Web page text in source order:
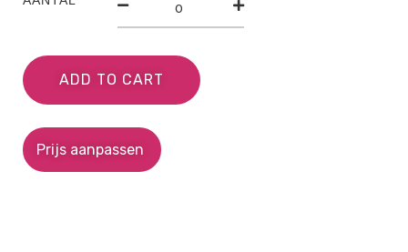
ADD TO CART
Prijs aanpassen